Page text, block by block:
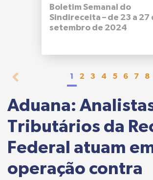
Boletim Semanal do
Sindireceita – de 23 a 27
setembro de 2024
1 2 3 4 5 6 7 8
Aduana:
Tributários da
Federal atuam
operação contra